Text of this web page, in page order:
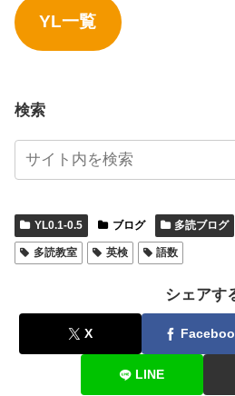
YL一覧
検索
YL0.1-0.5 ブログ 多読ブログ
多読教室 英検 語数
シェアす
X
LINE